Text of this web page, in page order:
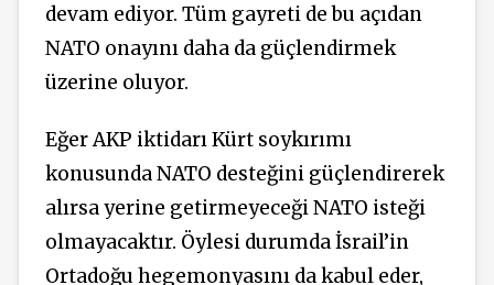
devam ediyor. Tüm gayreti de bu açıdan
NATO onayını daha da güçlendirmek
üzerine oluyor.
Eğer AKP iktidarı Kürt soykırımı
konusunda NATO desteğini güçlendirerek
alırsa yerine getirmeyeceği NATO isteği
olmayacaktır. Öylesi durumda İsrail’in
Ortadoğu hegemonyasını da kabul eder,